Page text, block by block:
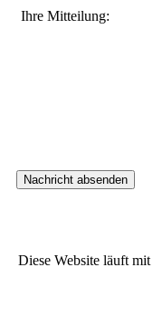
Ihre Mitteilung:
Diese Website läuft mit